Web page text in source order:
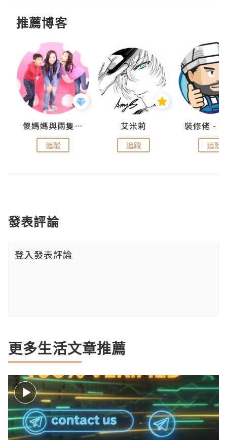
推薦博客
儍媽媽與兩隻小魔怪之家
追蹤
艾米莉
追蹤 追蹤
發表評論
登入發表評論
更多生活文章推薦